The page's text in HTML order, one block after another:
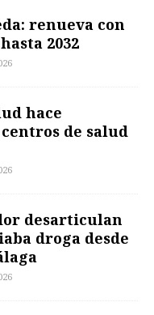
renueva con
2032
hace
de salud
desarticulan
droga desde